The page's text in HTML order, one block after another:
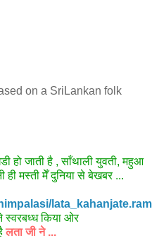
on a SriLankan folk
हो जाती है , साँथाली युवती, महुआ
ही मस्ती मेँ दुनिया से बेखबर ...
lata_kahanjate.ram
स्वरबध्ध किया ओर
लता जी ने ...